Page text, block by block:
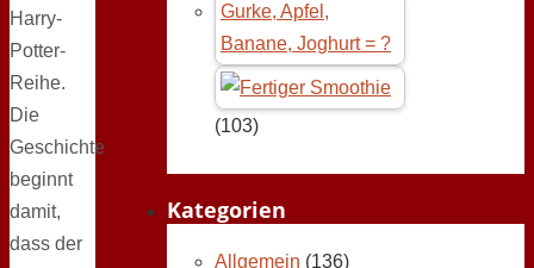
Harry-
Potter-
Reihe.
Die
Geschichte
beginnt
damit,
dass der
Gurke, Apfel,
Banane, Joghurt = ?
(103)
Kategorien
Allgemein (136)